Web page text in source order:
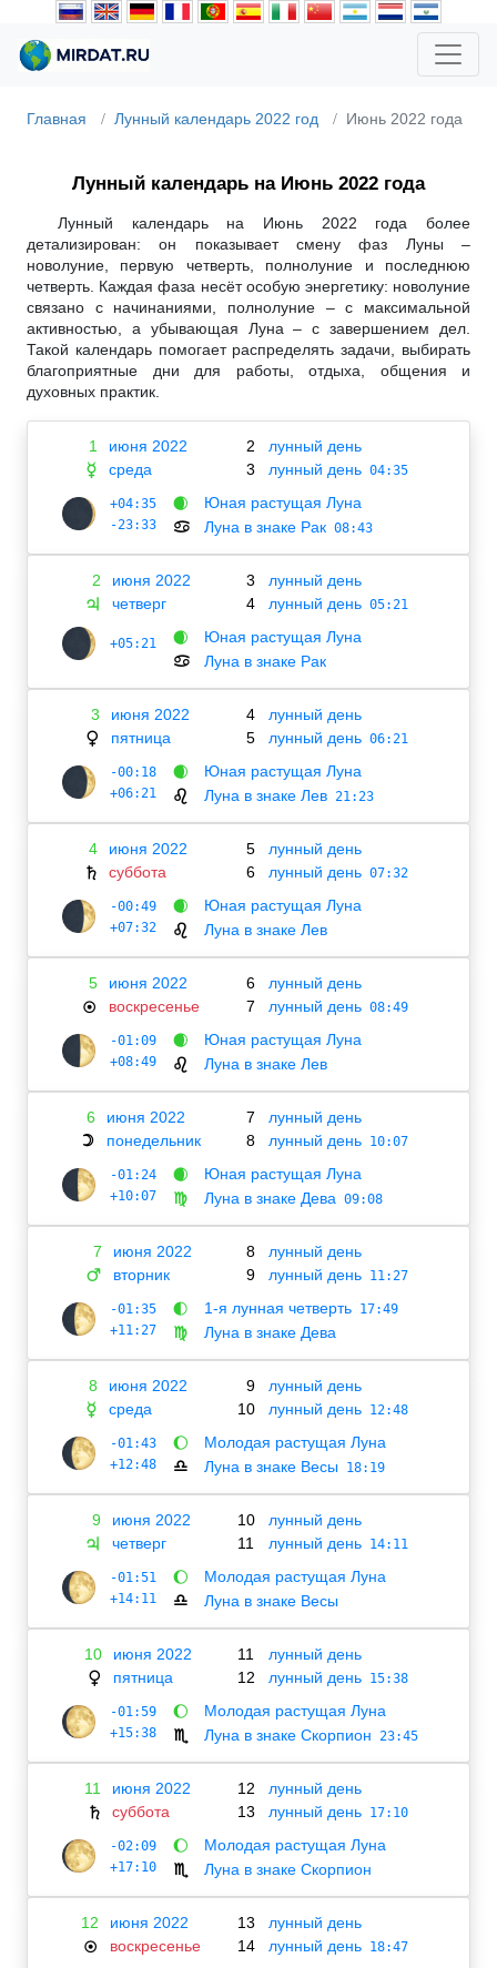
Главная Лунный календарь 2022 год Июнь 2022 года
Лунный календарь на Июнь 2022 года
Лунный календарь на Июнь 2022 года более
детализирован: он показывает смену фаз Луны –
новолуние, первую четверть, полнолуние и последнюю
четверть. Каждая фаза несёт особую энергетику: новолуние
связано с начинаниями, полнолуние – с максимальной
активностью, а убывающая Луна – с завершением дел.
Такой календарь помогает распределять задачи, выбирать
благоприятные дни для работы, отдыха, общения и
духовных практик.
1 июня 2022
☿ среда
2
лунный день
3
лунный день 04:35
+04:35
-23:33
🌒 Юная растущая Луна
♋ Луна в знаке Рак 08:43
2 июня 2022
♃ четверг
3
лунный день
4
лунный день 05:21
+05:21 🌒 Юная растущая Луна
♋ Луна в знаке Рак
3 июня 2022
♀ пятница
4
лунный день
5
лунный день 06:21
-00:18
+06:21
🌒 Юная растущая Луна
♌ Луна в знаке Лев 21:23
4 июня 2022
♄ суббота
5
лунный день
6
лунный день 07:32
-00:49
+07:32
🌒 Юная растущая Луна
♌ Луна в знаке Лев
5 июня 2022
☉ воскресенье
6
лунный день
7
лунный день 08:49
-01:09
+08:49
🌒 Юная растущая Луна
♌ Луна в знаке Лев
6 июня 2022
☽ понедельник
7
лунный день
8
лунный день 10:07
-01:24
+10:07
🌒 Юная растущая Луна
♍ Луна в знаке Дева 09:08
7 июня 2022
♂ вторник
8
лунный день
9
лунный день 11:27
-01:35
+11:27
🌓 1-я лунная четверть 17:49
♍
Луна в знаке Дева
8 июня 2022
☿ среда
9
лунный день
10
лунный день 12:48
-01:43
+12:48
🌔 Молодая растущая Луна
♎ Луна в знаке Весы 18:19
9 июня 2022
♃ четверг
10
лунный день
11
лунный день 14:11
-01:51
+14:11
🌔 Молодая растущая Луна
♎ Луна в знаке Весы
10 июня 2022
♀ пятница
11
лунный день
12
лунный день 15:38
-01:59
+15:38
🌔 Молодая растущая Луна
♏ Луна в знаке Скорпион 23:45
11 июня 2022
♄ суббота
12
лунный день
13
лунный день 17:10
-02:09
+17:10
🌔 Молодая растущая Луна
♏ Луна в знаке Скорпион
12 июня 2022
☉ воскресенье
13
лунный день
14
лунный день 18:47